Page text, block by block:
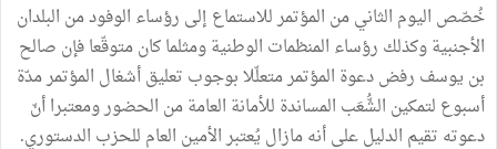
خُصّص اليوم الثانيمن المؤتمرللاستماع إلى رؤساء الوفودمن البلدان
الأجنبيةوكذلك رؤساء المنظمات الوطنيةومثلماكانمتوقّعافإن صالح
بن يوسف رفضدعوة المؤتمرمتعلّلابوجوب تعليقأشغال المؤتمرمدّة
أسبوع لتمكين الشُّعَب المساندة للأمانة العامةمن الحضورومعتبراأنّ
دعوته تقيم الدليلعلىأنهمازال يُعتبرالأمين العام للحزب الدستوري.